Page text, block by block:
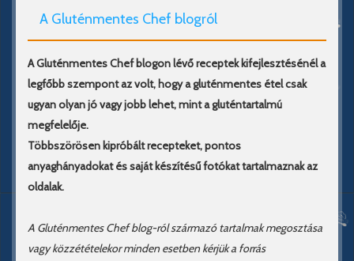
A Gluténmentes Chef blogról
A Gluténmentes Chef blogon lévő receptek kifejlesztésénél a
legfőbb szempont az volt, hogy a gluténmentes étel csak
ugyan olyan jó vagy jobb lehet, mint a gluténtartalmú
megfelelője.
Többszörösen kipróbált recepteket, pontos
anyaghányadokat és saját készítésű fotókat tartalmaznak az
oldalak.
A Gluténmentes Chef blog-ról származó tartalmak megosztása
vagy közzétételekor minden esetben kérjük a forrás